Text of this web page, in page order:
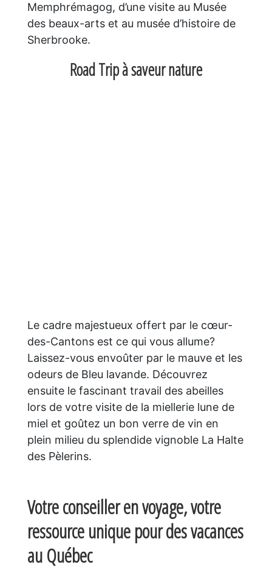
Memphrémagog, d’une visite au Musée
des beaux-arts et au musée d’histoire de
Sherbrooke.
Road Trip à saveur nature
Le cadre majestueux offert par le cœur-
des-Cantons est ce qui vous allume?
Laissez-vous envoûter par le mauve et les
odeurs de Bleu lavande. Découvrez
ensuite le fascinant travail des abeilles
lors de votre visite de la miellerie lune de
miel et goûtez un bon verre de vin en
plein milieu du splendide vignoble La Halte
des Pèlerins.
Votre conseiller en voyage, votre
ressource unique pour des vacances
au Québec